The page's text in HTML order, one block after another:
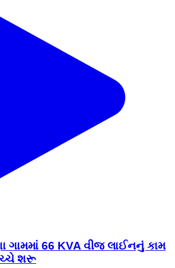
ગામમાં 66 KVA વીજ લાઈનનું કામ
શરૂ